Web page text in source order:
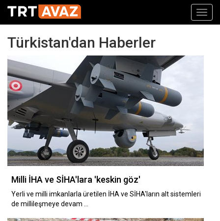
Türkistan'dan Haberler
Milli İHA ve SİHA'lara 'keskin göz'
Yerli ve milli imkanlarla üretilen İHA ve SİHA'ların alt sistemleri
de millileşmeye devam …